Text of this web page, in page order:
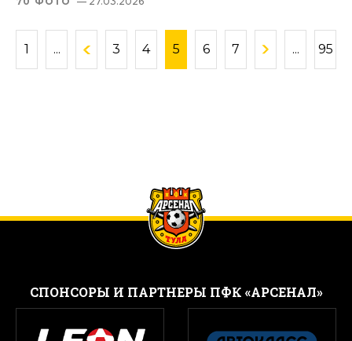
1 ... 3 4 5 6 7 ... 95
CПОНСОРЫ И ПАРТНЕРЫ ПФК «АРСЕНАЛ»